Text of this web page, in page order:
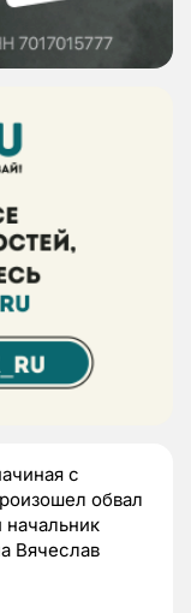
с
обвал
начальник
Вячеслав